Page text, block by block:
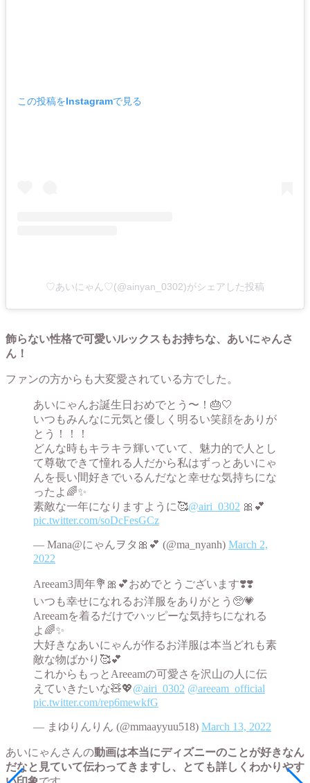
この投稿をInstagramで見る
♡あいにゃん♡(@ainyan_0302)がシェアした投稿
飾らない性格で可愛いルックスもお持ちな、あいにゃんさ
ん！
ファンの方からも大変愛されている方でした。
あいにゃんお誕生日おめでとう〜！🎂🤍
いつもみんなに元気と優しく明るい笑顔をありが
とう！！！
どんな時もキラキラ輝いていて、魅力的で人とし
て尊敬できて憧れる人だから私はずっとあいにゃ
んを長い間好きでいるんだなと幸せな気持ちにな
ったよ🌈✨
素敵な一年になりますように🥰@airi_0302 🎀💕
pic.twitter.com/soDcFesGCz
— Mana@にゃんヲタ🎀💕 (@ma_nyanh) March 2,
2022
Areeam3周年💐🎀💕おめでとうございます❣️❣️
いつも幸せになれるお洋服をありがとう🥺💗
Areeamを着るだけでハッピーな気持ちになれる
よ🌈✨
大好きなあいにゃんが作るお洋服は本当どれも素
敵な物ばかり🥰💕
これからもっとAreeamの可愛さを沢山の人に伝
えていきたいな🧸💖@airi_0302 @areeam_official
pic.twitter.com/rep6mewkfG
— まゆりんりん (@mmaayyuu518) March 13, 2022
あいにゃんさんの動画は本当にディズニーのことが好きなん
だなと見ていて伝わってきますし、とても詳しくわかりやす